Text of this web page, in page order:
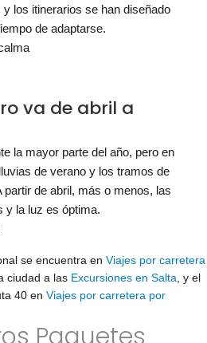
los itinerarios se han diseñado
de adaptarse.
va de abril a
la mayor parte del año, pero en
de verano y los tramos de
partir de abril, más o menos, las
y la luz es óptima.
se encuentra en Viajes por carretera
ciudad a las Excursiones en Salta , y el
40 en Viajes por carretera por